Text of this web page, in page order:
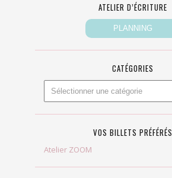
ATELIER D’ÉCRITURE
CATÉGORIES
VOS BILLETS PRÉFÉRÉS
Atelier ZOOM